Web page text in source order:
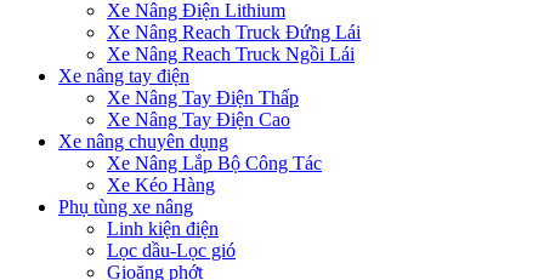
Xe Nâng Điện Lithium
Xe Nâng Reach Truck Đứng Lái
Xe Nâng Reach Truck Ngồi Lái
Xe nâng tay điện
Xe Nâng Tay Điện Thấp
Xe Nâng Tay Điện Cao
Xe nâng chuyên dụng
Xe Nâng Lắp Bộ Công Tác
Xe Kéo Hàng
Phụ tùng xe nâng
Linh kiện điện
Lọc dầu-Lọc gió
Gioăng phớt